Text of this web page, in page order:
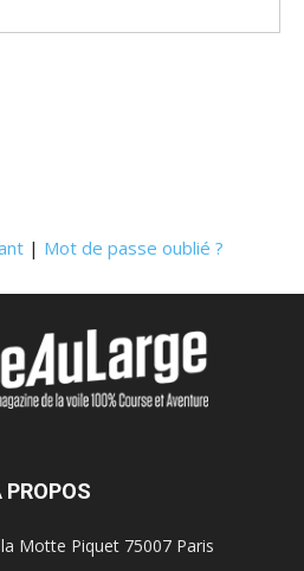
| Mot de passe oublié ?
PROPOS
Motte Piquet 75007 Paris